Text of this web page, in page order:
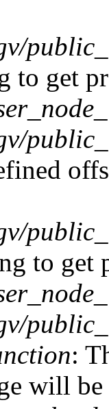
to get
to get
:
will